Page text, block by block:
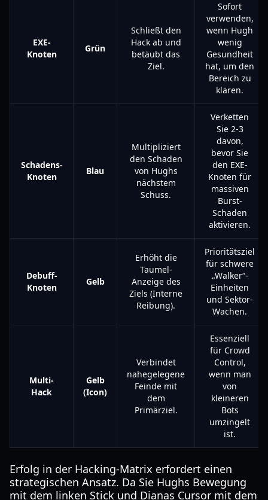
EXE-
Knoten
Grün
Schließt den
Hack ab und
betäubt das
Ziel.
Sofort
verwenden,
wenn Hugh
wenig
Gesundheit
hat, um den
Bereich zu
klären.
Schadens-
Knoten
Blau
Multipliziert
den Schaden
von Hughs
nächstem
Schuss.
Verketten
Sie 2-3
davon,
bevor Sie
den EXE-
Knoten für
massiven
Burst-
Schaden
aktivieren.
Debuff-
Knoten
Gelb
Erhöht die
Taumel-
Anzeige des
Ziels (Interne
Reibung).
Prioritätsziel
für schwere
„Walker“-
Einheiten
und Sektor-
Wachen.
Multi-
Hack
Gelb
(Icon)
Verbindet
nahegelegene
Feinde mit
dem
Primärziel.
Essenziell
für Crowd
Control,
wenn man
von
kleineren
Bots
umzingelt
ist.
Erfolg in der Hacking-Matrix erfordert einen
strategischen Ansatz. Da Sie Hughs Bewegung
mit dem linken Stick und Dianas Cursor mit dem